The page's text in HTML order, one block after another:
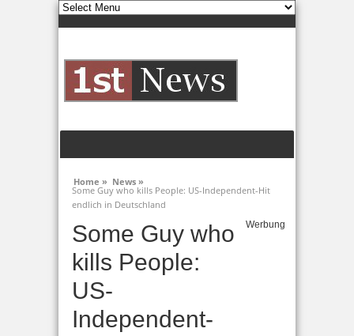
Home » News »
Some Guy who kills People: US-Independent-Hit
endlich in Deutschland
Some Guy who
kills People:
US-
Independent-
Werbung